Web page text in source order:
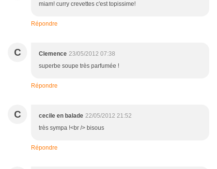
miam! curry crevettes c'est topissime!
Répondre
C Clemence 23/05/2012 07:38
superbe soupe très parfumée !
Répondre
C cecile en balade 22/05/2012 21:52
très sympa !<br /> bisous
Répondre